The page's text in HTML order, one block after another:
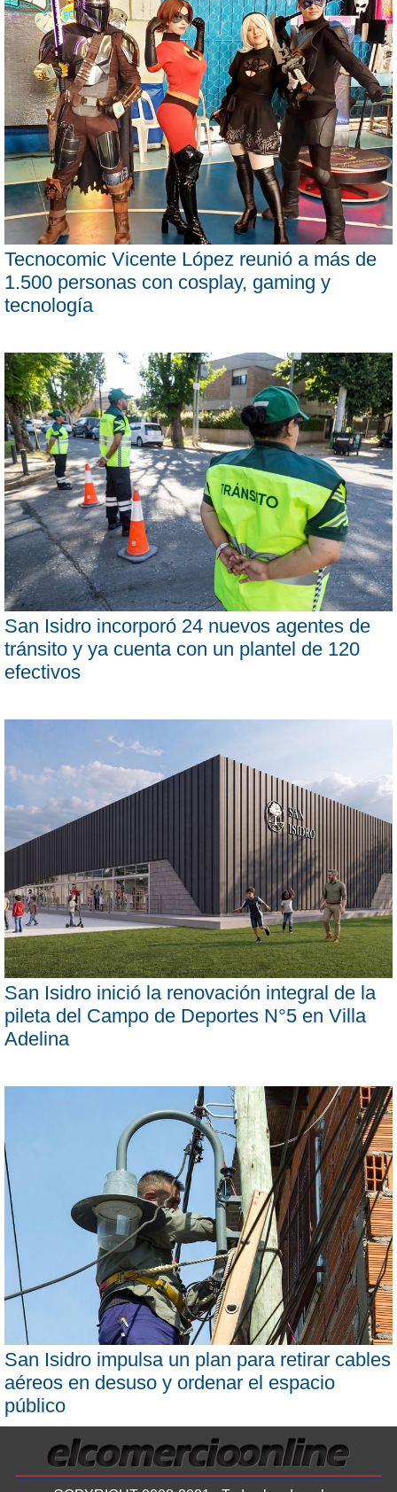
Tecnocomic Vicente López reunió a más de
1.500 personas con cosplay, gaming y
tecnología
San Isidro incorporó 24 nuevos agentes de
tránsito y ya cuenta con un plantel de 120
efectivos
San Isidro inició la renovación integral de la
pileta del Campo de Deportes N°5 en Villa
Adelina
San Isidro impulsa un plan para retirar cables
aéreos en desuso y ordenar el espacio
público